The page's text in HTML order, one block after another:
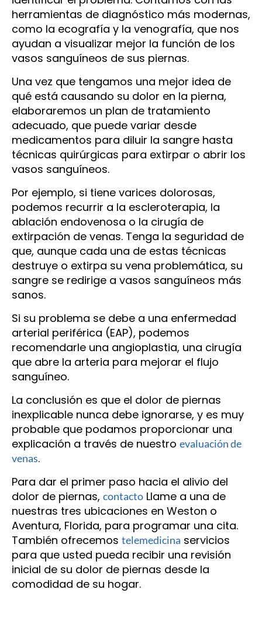
herramientas de diagnóstico más modernas,
como la ecografía y la venografía, que nos
ayudan a visualizar mejor la función de los
vasos sanguíneos de sus piernas.
Una vez que tengamos una mejor idea de
qué está causando su dolor en la pierna,
elaboraremos un plan de tratamiento
adecuado, que puede variar desde
medicamentos para diluir la sangre hasta
técnicas quirúrgicas para extirpar o abrir los
vasos sanguíneos.
Por ejemplo, si tiene varices dolorosas,
podemos recurrir a la escleroterapia, la
ablación endovenosa o la cirugía de
extirpación de venas. Tenga la seguridad de
que, aunque cada una de estas técnicas
destruye o extirpa su vena problemática, su
sangre se redirige a vasos sanguíneos más
sanos.
Si su problema se debe a una enfermedad
arterial periférica (EAP), podemos
recomendarle una angioplastia, una cirugía
que abre la arteria para mejorar el flujo
sanguíneo.
La conclusión es que el dolor de piernas
inexplicable nunca debe ignorarse, y es muy
probable que podamos proporcionar una
explicación a través de nuestro evaluación de
venas.
Para dar el primer paso hacia el alivio del
dolor de piernas, contacto Llame a una de
nuestras tres ubicaciones en Weston o
Aventura, Florida, para programar una cita.
También ofrecemos telemedicina servicios
para que usted pueda recibir una revisión
inicial de su dolor de piernas desde la
comodidad de su hogar.